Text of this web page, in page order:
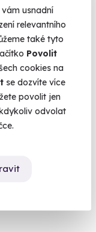
usnadní
relevantního
také tyto
Povolit
cookies na
se dozvíte více
povolit jen
odvolat
9.6
- 9 zbraní